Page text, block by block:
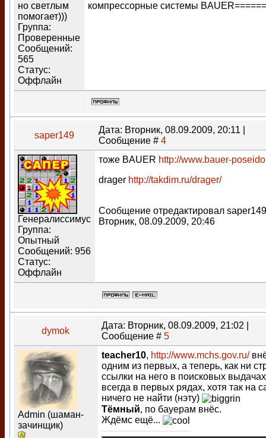
но светлым
помогает)))
Группа:
Проверенные
Сообщений:
565
Статус:
Оффлайн
компрессорные системы
saper149
Дата: Вторник, 08.09.2009, 20:11 |
Сообщение # 4
Генералиссимус
Группа:
Опытный
Сообщений: 956
Статус:
Оффлайн
тоже BAUER http://www.bauer-
drager http://takdim.ru/drager/
Сообщение отредактировал saper149
Вторник, 08.09.2009, 20:46
dymok
Дата: Вторник, 08.09.2009, 21:02 |
Сообщение # 5
Admin (шаман-
зачинщик)
teacher10, http://www.mchs.gov.ru/
одним из первых, а теперь, как ни
ссылки на него в поисковых выдачах
всегда в первых рядах, хотя так на
ничего не найти (нэту)
Тёмный, по бауерам внёс.
Ждёмс ещё...